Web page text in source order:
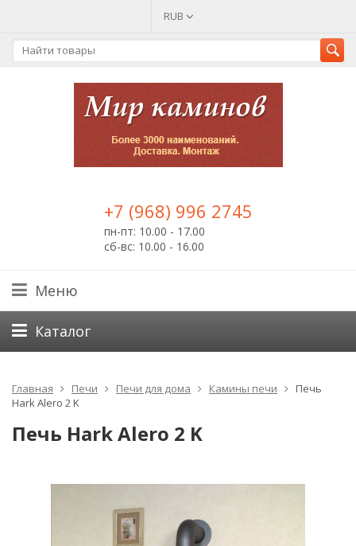
RUB
+7 (968) 996 2745
пн-пт: 10.00 - 17.00
сб-вс: 10.00 - 16.00
Меню
Каталог
Главная Печи Печи для дома Камины печи
Печь
Hark Alero 2 K
Печь Hark Alero 2 K